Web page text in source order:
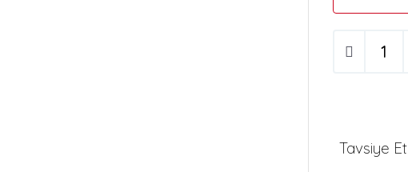
Tavsiye Et